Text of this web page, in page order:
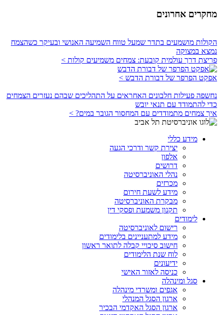
מחקרים אחרונים
הקולות מושמעים בתדר שמעל טווח השמיעה האנושי ובעיקר כשהצמח
נמצא במצוקה
פריצת דרך עולמית קובעת: צמחים משמיעים קולות >
אפקט הפרפר של דבורת הדבש >
נחשפה פעילות חלבונים האחראים על התהליכים שבהם נעזרים הצמחים
כדי להתמודד עם תנאי יובש
איך צמחים מתמודדים עם המחסור הגובר במים? >
מידע כללי
יצירת קשר ודרכי הגעה
אלפון
דרושים
נהלי האוניברסיטה
מכרזים
מידע לשעת חירום
מבקרת האוניברסיטה
תקנון משמעת ופסקי דין
לימודים
רישום לאוניברסיטה
מידע למתעניינים בלימודים
חישוב סיכויי קבלה לתואר ראשון
לוח שנת הלימודים
ידיעונים
כניסה לאזור האישי
סגל ומינהלה
אגפים ומשרדי מינהלה
ארגון הסגל המנהלי
ארגון הסגל האקדמי הבכיר